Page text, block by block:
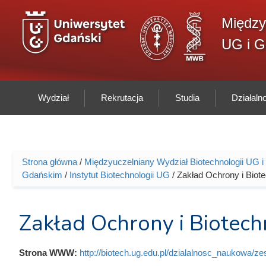
UG i
Wydział Rekrutacja Studia
Jesteś tutaj
Strona główna / Międzyuczelniany Wydział Biotechnologii
Gdańskim / Instytut Biotechnologii UG / Zakład Ochrony i
Zakład Ochrony i
Strona WWW: http://biotech.ug.edu.pl/dzialalnosc_naukowa/